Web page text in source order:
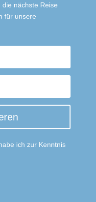
nächste Reise
für unsere
ich zur Kenntnis